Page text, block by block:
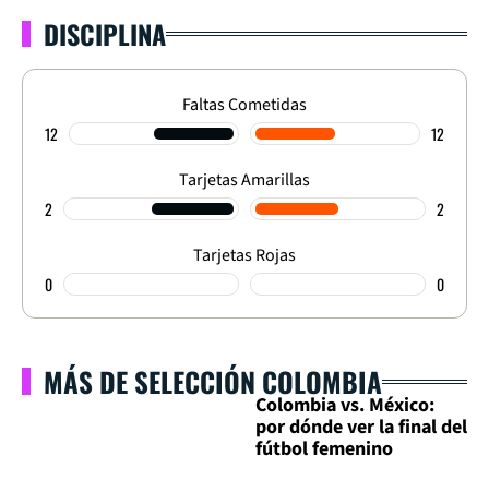
DISCIPLINA
Faltas Cometidas
12 12
Tarjetas Amarillas
2 2
Tarjetas Rojas
0 0
MÁS DE SELECCIÓN COLOMBIA
Colombia vs. México:
por dónde ver la final del
fútbol femenino